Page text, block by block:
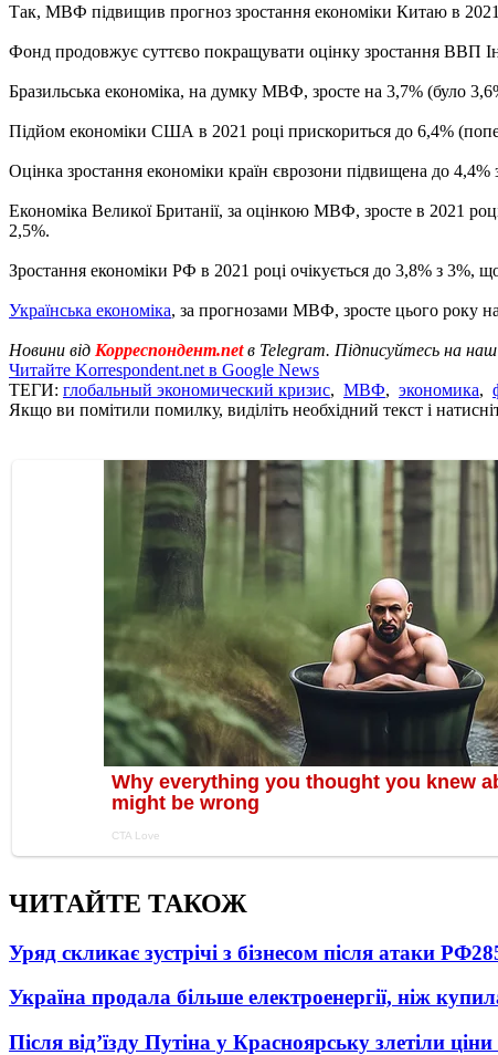
Так, МВФ підвищив прогноз зростання економіки Китаю в
Фонд продовжує суттєво покращувати оцінку зростання ВВП
Бразильська економіка, на думку МВФ, зросте на 3,7% (було
Підйом економіки США в 2021 році прискориться до 6,4%
Оцінка зростання економіки країн єврозони підвищена до
Економіка Великої Британії, за оцінкою МВФ, зросте в 2021
2,5%.
Зростання економіки РФ в 2021 році очікується до 3,8% з 3%,
Українська економіка, за прогнозами МВФ, зросте цього року
Новини від Корреспондент.netв Telegram. Підписуйтесь на наш
Читайте Korrespondent.net в Google News
ТЕГИ: глобальный экономический кризис, МВФ, экономика,
Якщо ви помітили помилку, виділіть необхідний текст і
ЧИТАЙТЕ ТАКОЖ
Уряд скликає зустрічі з бізнесом після атаки РФ
Україна продала більше електроенергії, ніж
Після від’їзду Путіна у Красноярську злетіли